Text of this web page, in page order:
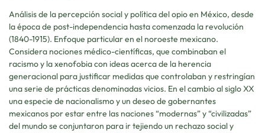
Análisis de la percepción social y política del opio en México, desde
la época de post-independencia hasta comenzada la revolución
(1840-1915). Enfoque particular en el noroeste mexicano.
Considera nociones médico-científicas, que combinaban el
racismo y la xenofobia con ideas acerca de la herencia
generacional para justificar medidas que controlaban y restringían
una serie de prácticas denominadas vicios. En el cambio al siglo XX
una especie de nacionalismo y un deseo de gobernantes
mexicanos por estar entre las naciones “modernas” y “civilizadas”
del mundo se conjuntaron para ir tejiendo un rechazo social y